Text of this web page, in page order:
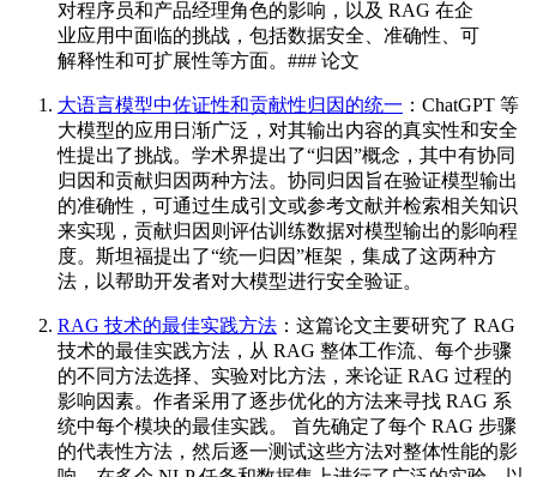
对程序员和产品经理角色的影响，以及 RAG 在企
业应用中面临的挑战，包括数据安全、准确性、可
解释性和可扩展性等方面。### 论文
大语言模型中佐证性和贡献性归因的统一 ：ChatGPT 等
大模型的应用日渐广泛，对其输出内容的真实性和安全
性提出了挑战。学术界提出了“归因”概念，其中有协同
归因和贡献归因两种方法。协同归因旨在验证模型输出
的准确性，可通过生成引文或参考文献并检索相关知识
来实现，贡献归因则评估训练数据对模型输出的影响程
度。斯坦福提出了“统一归因”框架，集成了这两种方
法，以帮助开发者对大模型进行安全验证。
RAG 技术的最佳实践方法 ：这篇论文主要研究了 RAG
技术的最佳实践方法，从 RAG 整体工作流、每个步骤
的不同方法选择、实验对比方法，来论证 RAG 过程的
影响因素。作者采用了逐步优化的方法来寻找 RAG 系
统中每个模块的最佳实践。 首先确定了每个 RAG 步骤
的代表性方法，然后逐一测试这些方法对整体性能的影